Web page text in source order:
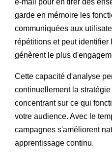
e-mail pour en tirer des
garde en mémoire les
communiquées aux
répétitions et peut identifier
génèrent le plus
Cette capacité d'analyse
continuellement la
concentrant sur ce qui
votre audience. Avec le
campagnes s'améliorent
apprentissage continu.